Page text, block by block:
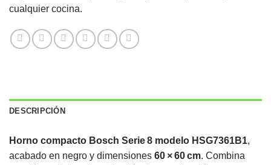
cualquier cocina.
DESCRIPCIÓN
Horno compacto Bosch Serie 8 modelo HSG7361B1,
acabado en negro y dimensiones 60 × 60 cm. Combina